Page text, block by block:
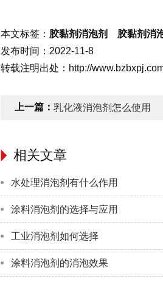
本文标签： 胶黏剂消泡剂 胶黏剂消
发布时间：2022-11-8
转载注明出处：http://
上一篇： 乳化液消泡剂怎么使用
相关文章
水处理消泡剂有什么作用
涂料消泡剂的选择与应用
工业消泡剂如何选择
涂料消泡剂的消泡效果